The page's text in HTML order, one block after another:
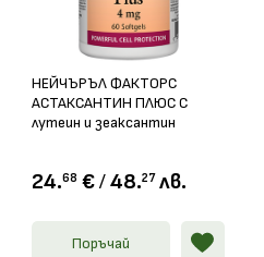
НЕЙЧЪРЪЛ ФАКТОРС
АСТАКСАНТИН ПЛЮС С
лутеин и зеаксантин
24.68 € / 48.27 лв.
Поръчай